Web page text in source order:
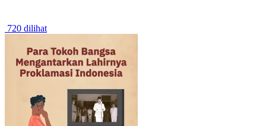
720 dilihat